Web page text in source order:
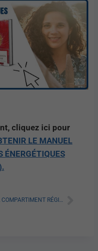
cliquez ici pour
LE MANUEL
ÉNERGÉTIQUES
BOL COMPARTIMENT RÉGIME : TOUT SAVOIR SUR SON UTILISATION